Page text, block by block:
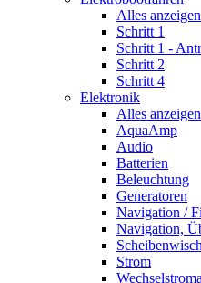
Alles
Schritt 1
Schritt 1 -
Schritt 2
Schritt 4
Elektronik
Alles
AquaAmp
Audio
Batterien
Beleuchtung
Generatoren
Navigation /
Navigation,
Strom